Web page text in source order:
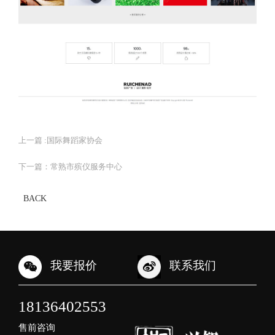
上一篇 : 国际舞蹈家协会
下一篇： 常熟市殡仪服务中心
BACK
我要报价 联系我们
18136402553
售前咨询